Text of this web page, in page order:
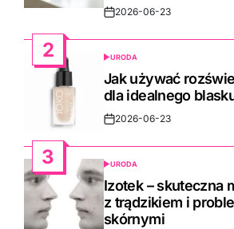
Post2026-06-23
2
POSTED
IN
URODA
Jak używać
dla idealnego
Post2026-06-23
3
POSTED
IN
URODA
Izotek – skuteczna
z trądzikiem i
skórnymi